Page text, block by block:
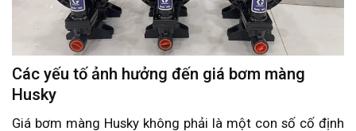
Các yếu tố ảnh hưởng đến giá bơm màng
Husky
Giá bơm màng Husky không phải là một con số cố định